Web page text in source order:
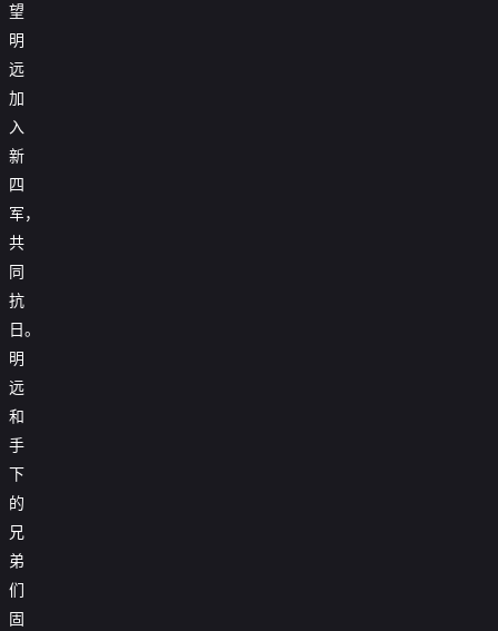
望
明
远
加
入
新
四
军，
共
同
抗
日。
明
远
和
手
下
的
兄
弟
们
固